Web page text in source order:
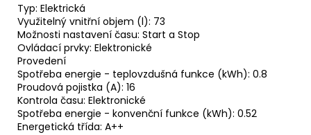
Typ: Elektrická
Využitelný vnitřní objem (l): 73
Možnosti nastavení času: Start a Stop
Ovládací prvky: Elektronické
Provedení
Spotřeba energie - teplovzdušná funkce (kWh): 0.8
Proudová pojistka (A): 16
Kontrola času: Elektronické
Spotřeba energie - konvenční funkce (kWh): 0.52
Energetická třída: A++